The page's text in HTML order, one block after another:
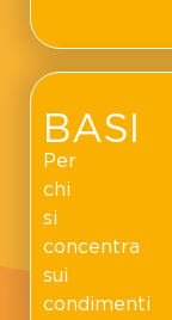
BASI
Per
chi
si
concentra
sui
condimenti